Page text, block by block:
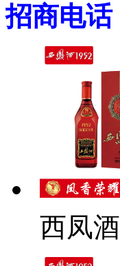
招商电话
西凤